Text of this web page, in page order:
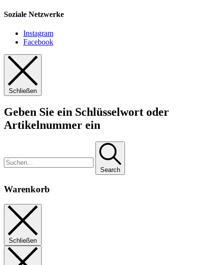
Soziale Netzwerke
Instagram
Facebook
Schließen
Geben Sie ein Schlüsselwort oder
Artikelnummer ein
Search
Warenkorb
Schließen